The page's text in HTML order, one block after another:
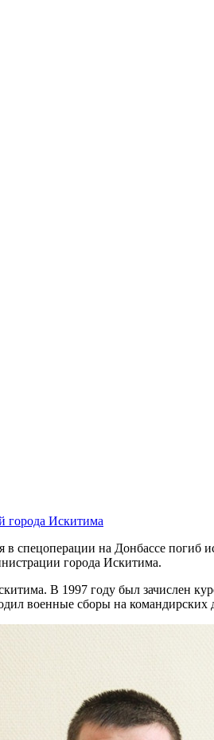
города Искитима
спецоперации на Донбассе
города Искитима.
В 1997 году был зачислен
военные сборы на командирских